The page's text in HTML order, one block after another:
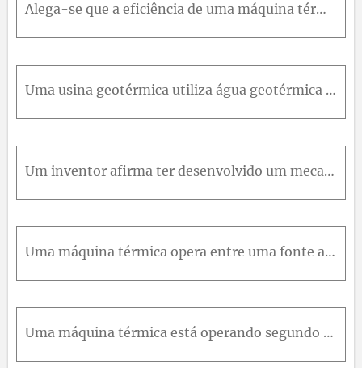
Alega-se que a eficiência de uma máquina térmica completamente reversível pode ser dobrada pela duplicação da temperatura da fonte de energia. Justifique a validade dessa afirmação.
Uma usina geotérmica utiliza água geotérmica extraída a 150° C a uma taxa de 210k g / s como fonte de calor e produz 8.000k W de potência líquida. A água geotérmica chega na usina a 90° C . Consideran
Um inventor afirma ter desenvolvido um mecanismo cíclico para uso em veículos espaciais que opera com uma fonte de energia gerada de combustível nuclear (cuja temperatura é de 1.000R ) e também com um
Uma máquina térmica opera entre uma fonte a 477° C e um sumidouro a 25° C . Considerando que calor é fornecido a uma máquina térmica a uma taxa constante de 65.000k J / m i n , determine a potência má
Uma máquina térmica está operando segundo o ciclo de Carnot e tem uma eficiência térmica de 75 % . O calor proveniente dessa máquina é rejeitado para um lago próximo a 15° C a uma taxa de 14k W . Dete